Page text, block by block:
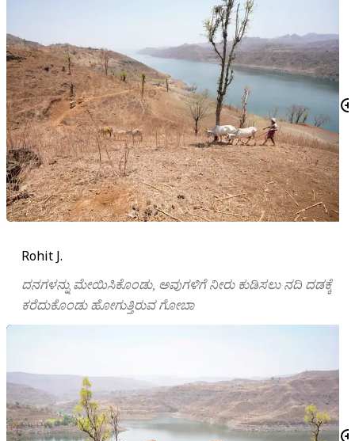
Rohit J.
ದನಗಳನ್ನು ಮೇಯಿಸಿಕೊಂಡು, ಅವುಗಳಿಗೆ ನೀರು ಕುಡಿಸಲು ನದಿ ದಡಕ್ಕೆ
ಕರೆದುಕೊಂಡು ಹೋಗುತ್ತಿರುವ ಗೋಬಾ